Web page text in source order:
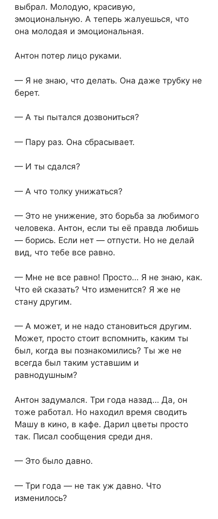
выбрал. Молодую, красивую,
эмоциональную. А теперь жалуешься, что
она молодая и эмоциональная.
Антон потер лицо руками.
— Я не знаю, что делать. Она даже трубку не
берет.
— А ты пытался дозвониться?
— Пару раз. Она сбрасывает.
— И ты сдался?
— А что толку унижаться?
— Это не унижение, это борьба за любимого
человека. Антон, если ты её правда любишь
— борись. Если нет — отпусти. Но не делай
вид, что тебе все равно.
— Мне не все равно! Просто… Я не знаю, как.
Что ей сказать? Что изменится? Я же не
стану другим.
— А может, и не надо становиться другим.
Может, просто стоит вспомнить, каким ты
был, когда вы познакомились? Ты же не
всегда был таким уставшим и
равнодушным?
Антон задумался. Три года назад… Да, он
тоже работал. Но находил время сводить
Машу в кино, в кафе. Дарил цветы просто
так. Писал сообщения среди дня.
— Это было давно.
— Три года — не так уж давно. Что
изменилось?